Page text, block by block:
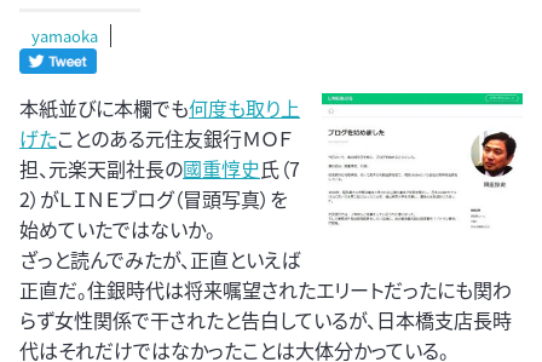
yamaoka
本紙並びに本欄でも何度も取り上
げたことのある元住友銀行ＭＯＦ
担、元楽天副社長の國重惇史氏（7
2）がＬＩＮＥブログ（冒頭写真）を
始めていたではないか。
ざっと読んでみたが、正直といえば
正直だ。住銀時代は将来嘱望されたエリートだったにも関わ
らず女性関係で干されたと告白しているが、日本橋支店長時
代はそれだけではなかったことは大体分かっている。